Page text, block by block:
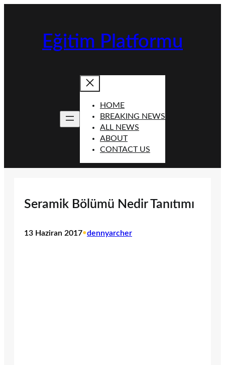
Eğitim Platformu
HOME
BREAKING NEWS
ALL NEWS
ABOUT
CONTACT US
Seramik Bölümü Nedir Tanıtımı
13 Haziran 2017•dennyarcher